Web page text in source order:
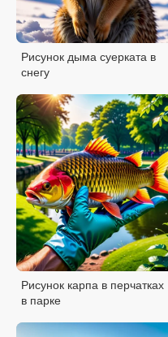
Рисунок дыма суерката в
снегу
Рисунок карпа в перчатках
в парке